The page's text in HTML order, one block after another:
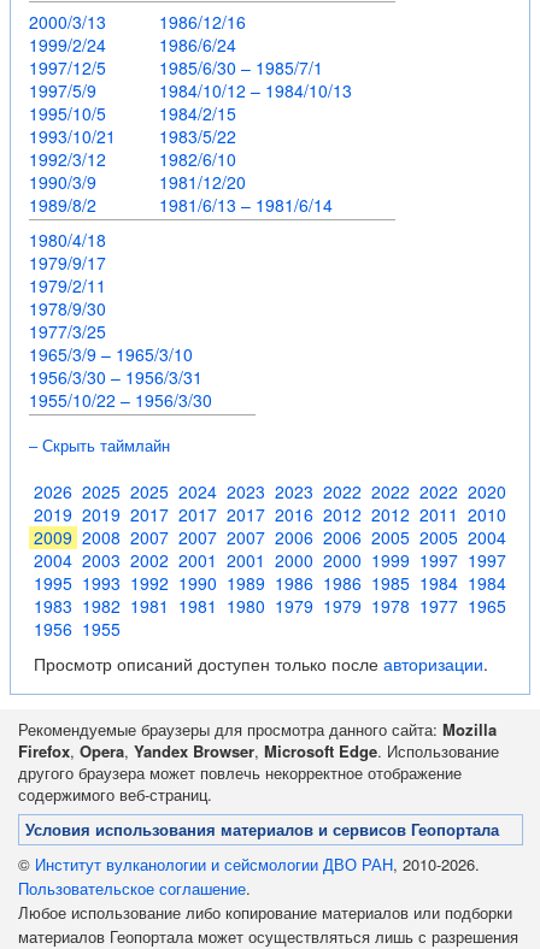
2000/3/13
1999/2/24
1997/12/5
1997/5/9
1995/10/5
1993/10/21
1992/3/12
1990/3/9
1989/8/2
1986/12/16
1986/6/24
1985/6/30 – 1985/7/1
1984/10/12 – 1984/10/13
1984/2/15
1983/5/22
1982/6/10
1981/12/20
1981/6/13 – 1981/6/14
1980/4/18
1979/9/17
1979/2/11
1978/9/30
1977/3/25
1965/3/9 – 1965/3/10
1956/3/30 – 1956/3/31
1955/10/22 – 1956/3/30
– Скрыть таймлайн
2026 2025 2025 2024 2023 2023 2022 2022 2022 2020
2019 2019 2017 2017 2017 2016 2012 2012 2011 2010
2009 2008 2007 2007 2007 2006 2006 2005 2005 2004
2004 2003 2002 2001 2001 2000 2000 1999 1997 1997
1995 1993 1992 1990 1989 1986 1986 1985 1984 1984
1983 1982 1981 1981 1980 1979 1979 1978 1977 1965
1956 1955
Просмотр описаний доступен только после авторизации.
Рекомендуемые браузеры для просмотра данного сайта: Mozilla
Firefox, Opera, Yandex Browser, Microsoft Edge. Использование
другого браузера может повлечь некорректное отображение
содержимого веб-страниц.
Условия использования материалов и сервисов Геопортала
© Институт вулканологии и сейсмологии ДВО РАН, 2010-2026.
Пользовательское соглашение.
Любое использование либо копирование материалов или подборки
материалов Геопортала может осуществляться лишь с разрешения